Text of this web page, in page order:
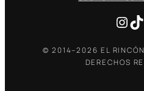
© 2014–2026 EL
DERECHOS